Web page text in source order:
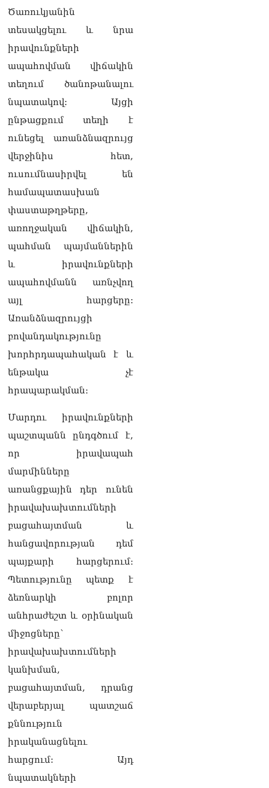
Ծառուկյանին
տեսակցելու և նրա
իրավունքների
ապահովման վիճակին
տեղում ծանոթանալու
նպատակով: Այցի
ընթացքում տեղի է
ունեցել առանձնազրույց
վերջինիս հետ,
ուսումնասիրվել են
համապատասխան
փաստաթղթերը,
առողջական վիճակին,
պահման պայմաններին
և իրավունքների
ապահովմանն առնչվող
այլ հարցերը:
Առանձնազրույցի
բովանդակությունը
խորհրդապահական է և
ենթակա չէ
հրապարակման։
Մարդու իրավունքների
պաշտպանն ընդգծում է,
որ իրավապահ
մարմինները
առանցքային դեր ունեն
իրավախախտումների
բացահայտման և
հանցավորության դեմ
պայքարի հարցերում։
Պետությունը պետք է
ձեռնարկի բոլոր
անհրաժեշտ և օրինական
միջոցները՝
իրավախախտումների
կանխման,
բացահայտման, դրանց
վերաբերյալ պատշաճ
քննություն
իրականացնելու
հարցում: Այդ
նպատակների